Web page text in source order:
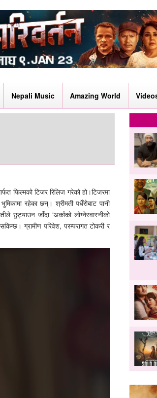
Nepali Music Amazing World
फिल्मको टिजर रिलिज गरेको हो।टिजरमा
रहेका छन्। श्रीमती पधेँरोबाट पानी
छुट्याउन जाँदा ‘अर्काको लोग्नेस्वास्नीको
ग्रामीण परिवेश, परम्परागत टोकरी र